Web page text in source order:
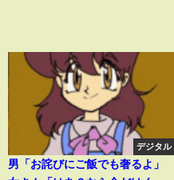
デジタル
男「お詫びにご飯でも奢るよ」